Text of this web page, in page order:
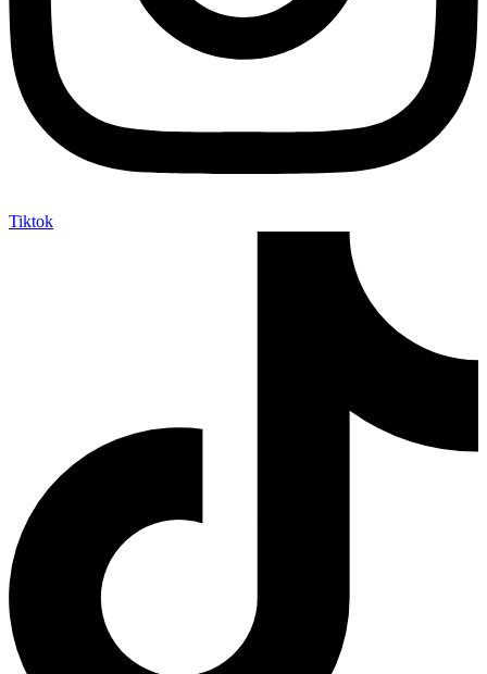
Tiktok